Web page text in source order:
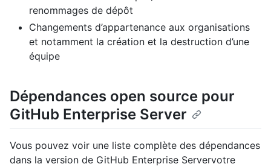
renommages de dépôt
Changements d’appartenance aux organisations
et notamment la création et la destruction d’une
équipe
Dépendances open source pour
GitHub Enterprise Server
Vous pouvez voir une liste complète des dépendances
dans la version de GitHub Enterprise Servervotre